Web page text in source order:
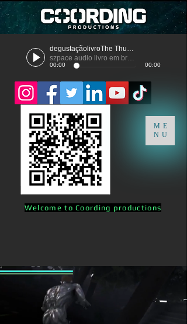
degustaçãolivroThe Thunder
szpace audio livro em breve
00:00 00:00
ME
NU
Welcome to Coording productions